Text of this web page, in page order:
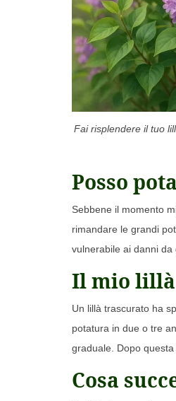
Fai risplendere il tuo
Posso
Sebbene il momento
rimandare le grandi
vulnerabile ai danni
Il mio lillà
Un lillà trascurato ha
potatura in due o tre
graduale. Dopo
Cosa